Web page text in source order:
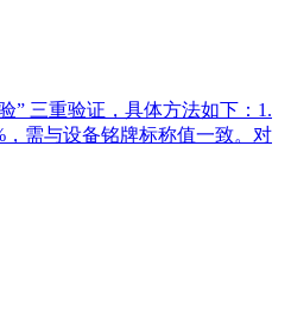
” 三重验证，具体方法如下：1.
需与设备铭牌标称值一致。对